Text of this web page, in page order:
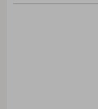
cookies είναι απαραίτητη για